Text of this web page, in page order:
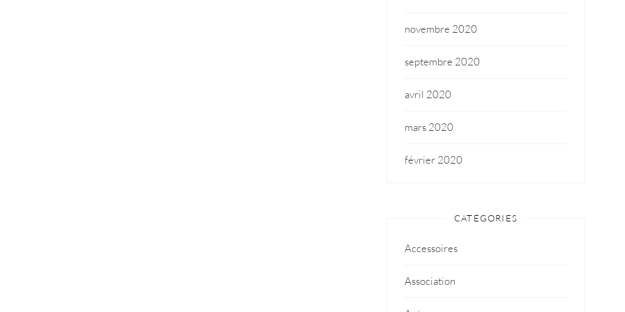
novembre 2020
septembre 2020
avril 2020
mars 2020
février 2020
CATÉGORIES
Accessoires
Association